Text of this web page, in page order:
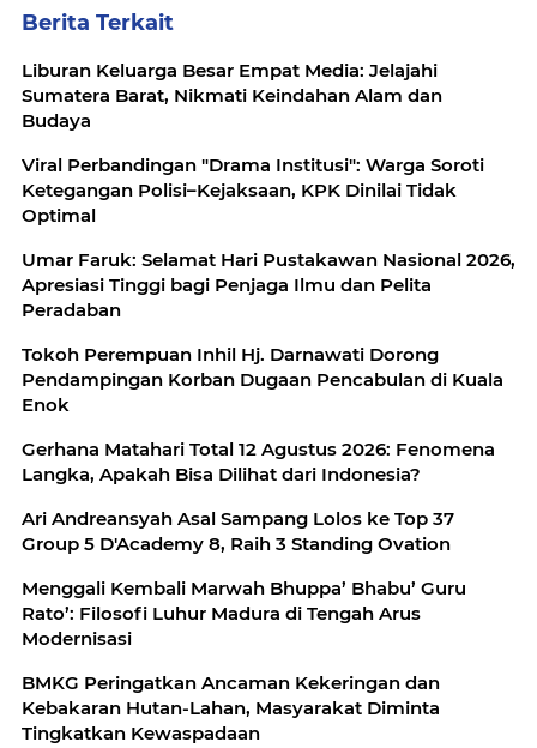
Berita Terkait
Liburan Keluarga Besar Empat Media: Jelajahi
Sumatera Barat, Nikmati Keindahan Alam dan
Budaya
Viral Perbandingan "Drama Institusi": Warga Soroti
Ketegangan Polisi–Kejaksaan, KPK Dinilai Tidak
Optimal
Umar Faruk: Selamat Hari Pustakawan Nasional 2026,
Apresiasi Tinggi bagi Penjaga Ilmu dan Pelita
Peradaban
Tokoh Perempuan Inhil Hj. Darnawati Dorong
Pendampingan Korban Dugaan Pencabulan di Kuala
Enok
Gerhana Matahari Total 12 Agustus 2026: Fenomena
Langka, Apakah Bisa Dilihat dari Indonesia?
Ari Andreansyah Asal Sampang Lolos ke Top 37
Group 5 D'Academy 8, Raih 3 Standing Ovation
Menggali Kembali Marwah Bhuppa’ Bhabu’ Guru
Rato’: Filosofi Luhur Madura di Tengah Arus
Modernisasi
BMKG Peringatkan Ancaman Kekeringan dan
Kebakaran Hutan-Lahan, Masyarakat Diminta
Tingkatkan Kewaspadaan